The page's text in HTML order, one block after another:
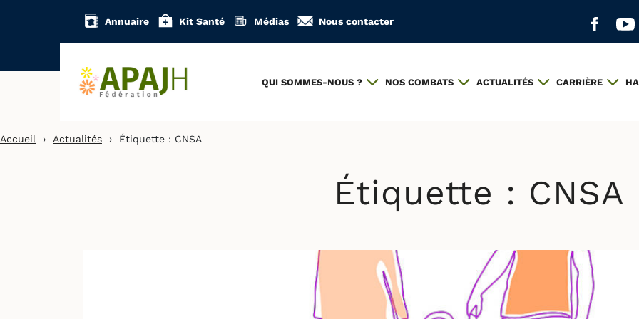
Annuaire Kit Santé Médias Nous contacter
Aller
QUI SOMMES-NOUS ? NOS COMBATS ACTUALITÉS CARRIÈRE
Accueil › Actualités › Étiquette : CNSA
Étiquette : CNSA